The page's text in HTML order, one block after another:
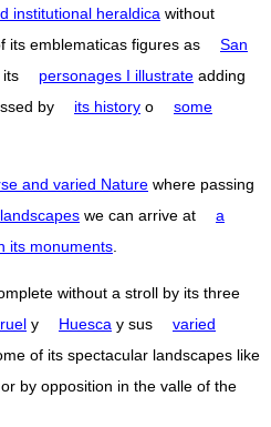
institutional heraldica without
its emblematicas figures as
San
its personages I illustrate adding
by
its history o
some
and varied Nature where passing
landscapes we can arrive at
a
its monuments
without a stroll by its three
y Huesca y sus
varied
of its spectacular landscapes like
or by opposition in the valle of the